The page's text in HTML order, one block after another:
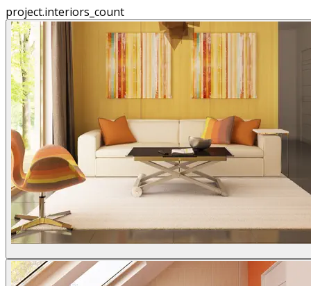
project.interiors_count